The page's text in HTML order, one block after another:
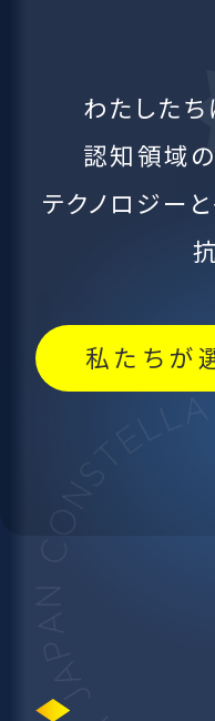
わたした
認知領域
テクノロジー
私たちが